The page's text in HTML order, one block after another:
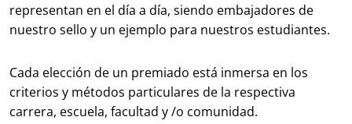
representan en el día a día, siendo embajadores de
nuestro sello y un ejemplo para nuestros estudiantes.
Cada elección de un premiado está inmersa en los
criterios y métodos particulares de la respectiva
carrera, escuela, facultad y /o comunidad.